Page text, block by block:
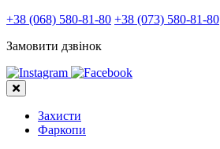
+38 (068) 580-81-80 +38 (073) 580-81-80
Замовити дзвінок
Захисти
Фаркопи